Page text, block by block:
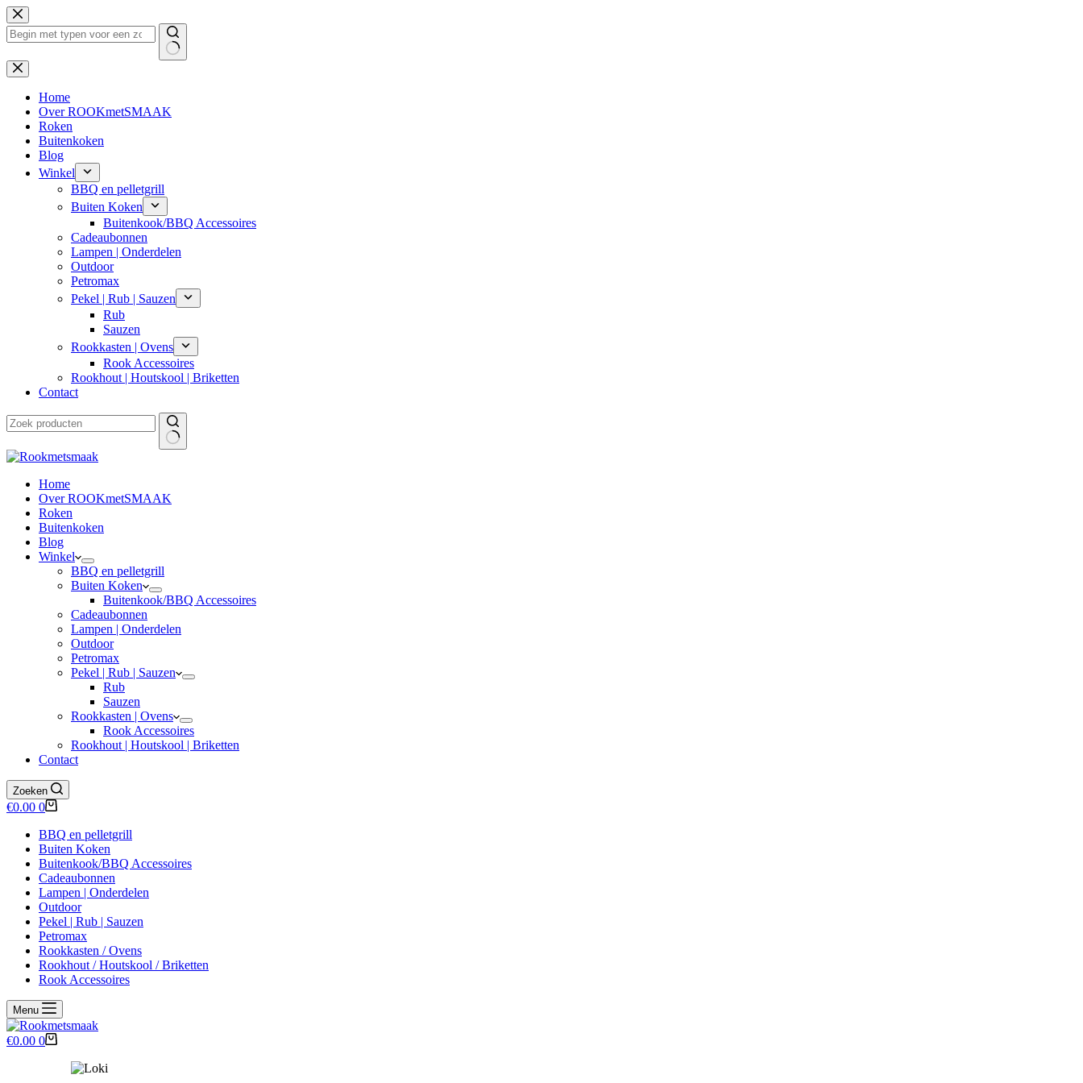
Ga
naar
de
Geen
resultaten
Home
Over ROOKmetSMAAK
Roken
Buitenkoken
Blog
Winkel
BBQ en pelletgrill
Buiten Koken
Buitenkook/BBQ Accessoires
Cadeaubonnen
Lampen | Onderdelen
Outdoor
Petromax
Pekel | Rub | Sauzen
Rub
Sauzen
Rookkasten | Ovens
Rook Accessoires
Rookhout | Houtskool | Briketten
Contact
Home
Over ROOKmetSMAAK
Roken
Buitenkoken
Blog
Winkel
BBQ en pelletgrill
Buiten Koken
Buitenkook/BBQ Accessoires
Cadeaubonnen
Lampen | Onderdelen
Outdoor
Petromax
Pekel | Rub | Sauzen
Rub
Sauzen
Rookkasten | Ovens
Rook Accessoires
Rookhout | Houtskool | Briketten
Contact
Zoeken
Winkelwagen
€0.00 0
BBQ en pelletgrill
Buiten Koken
Buitenkook/BBQ Accessoires
Cadeaubonnen
Lampen | Onderdelen
Outdoor
Pekel | Rub | Sauzen
Petromax
Rookkasten / Ovens
Rookhout / Houtskool / Briketten
Rook Accessoires
Menu
Winkelwagen
€0.00 0